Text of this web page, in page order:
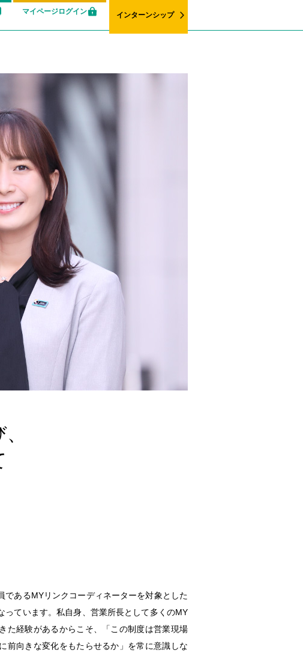
マイページログイン インターンシップ
であるMYリンクコーディネーターを対象とした
っています。私自身、営業所長として多くのMY
た経験があるからこそ、「この制度は営業現場
前向きな変化をもたらせるか」を常に意識しな